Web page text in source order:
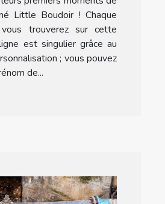
Little Boudoir ! Chaque
trouverez sur cette
est singulier grâce au
; vous pouvez
de...